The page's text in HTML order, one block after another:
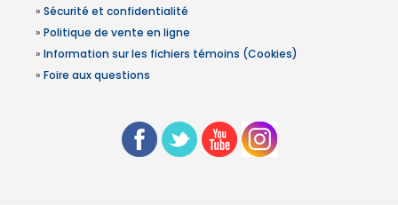
» Sécurité et confidentialité
» Politique de vente en ligne
» Information sur les fichiers témoins (Cookies)
» Foire aux questions